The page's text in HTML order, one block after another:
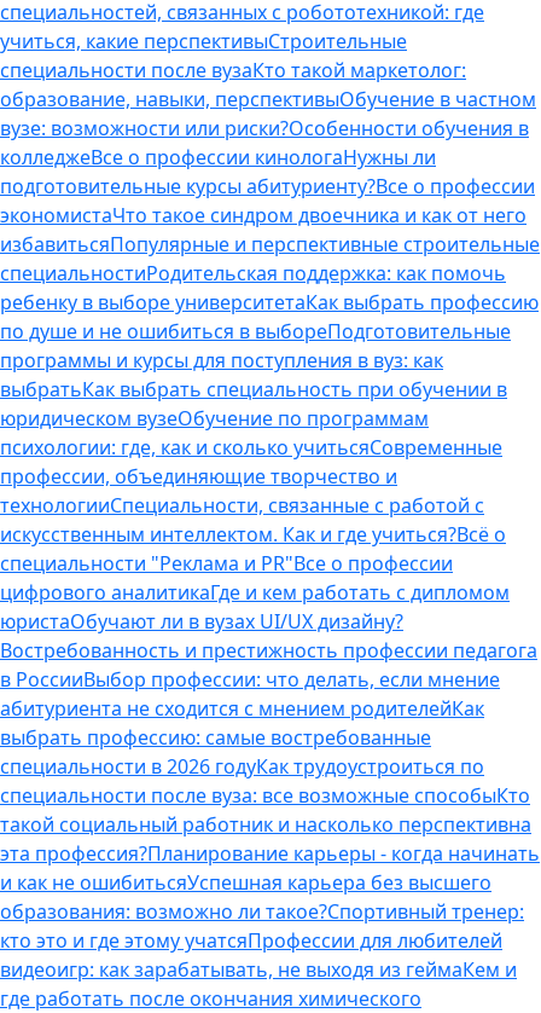
специальностей, связанных с робототехникой: где
учиться, какие перспективыСтроительные
специальности после вузаКто такой маркетолог:
образование, навыки, перспективыОбучение в частном
вузе: возможности или риски?Особенности обучения в
колледжеВсе о профессии кинологаНужны ли
подготовительные курсы абитуриенту?Все о профессии
экономистаЧто такое синдром двоечника и как от него
избавитьсяПопулярные и перспективные строительные
специальностиРодительская поддержка: как помочь
ребенку в выборе университетаКак выбрать профессию
по душе и не ошибиться в выбореПодготовительные
программы и курсы для поступления в вуз: как
выбратьКак выбрать специальность при обучении в
юридическом вузеОбучение по программам
психологии: где, как и сколько учитьсяСовременные
профессии, объединяющие творчество и
технологииСпециальности, связанные с работой с
искусственным интеллектом. Как и где учиться?Всё о
специальности "Реклама и PR"Все о профессии
цифрового аналитикаГде и кем работать с дипломом
юристаОбучают ли в вузах UI/UX дизайну?
Востребованность и престижность профессии педагога
в РоссииВыбор профессии: что делать, если мнение
абитуриента не сходится с мнением родителейКак
выбрать профессию: самые востребованные
специальности в 2026 годуКак трудоустроиться по
специальности после вуза: все возможные способыКто
такой социальный работник и насколько перспективна
эта профессия?Планирование карьеры - когда начинать
и как не ошибитьсяУспешная карьера без высшего
образования: возможно ли такое?Спортивный тренер:
кто это и где этому учатсяПрофессии для любителей
видеоигр: как зарабатывать, не выходя из геймаКем и
где работать после окончания химического